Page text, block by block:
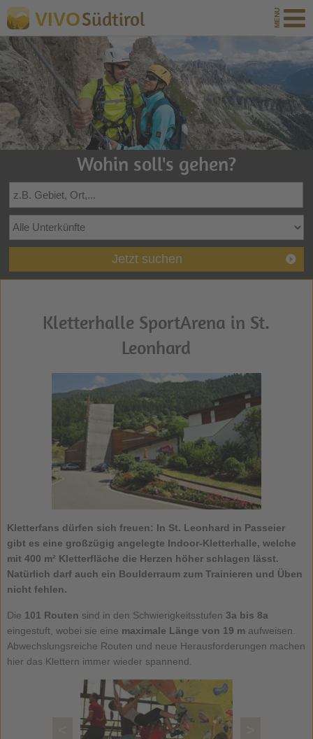
VIVOSüdtirol
Wohin soll's gehen?
Jetzt suchen
Kletterhalle SportArena in St.
Leonhard
Kletterfans dürfen sich freuen: In St. Leonhard in Passeier
gibt es eine großzügig angelegte Indoor-Kletterhalle, welche
mit 400 m² Kletterfläche die Herzen höher schlagen lässt.
Natürlich darf auch ein Boulderraum zum Trainieren und Üben
nicht fehlen.
Die 101 Routen sind in den Schwierigkeitsstufen 3a bis 8a
eingestuft, wobei sie eine maximale Länge von 19 maufweisen.
Abwechslungsreiche Routen und neue Herausforderungen machen
hier das Klettern immer wieder spannend.